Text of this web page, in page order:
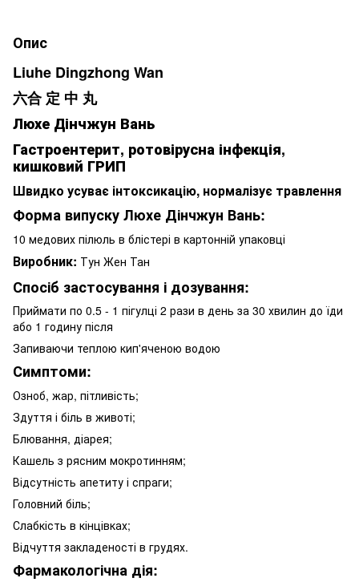
Опис
Liuhe Dingzhong Wan
六合 定 中 丸
Люхе Дінчжун Вань
Гастроентерит, ротовірусна інфекція,
кишковий ГРИП
Швидко усуває інтоксикацію, нормалізує травлення
Форма випуску Люхе Дінчжун Вань:
10 медових пілюль в блістері в картонній упаковці
Виробник: Тун Жен Тан
Спосіб застосування і дозування:
Приймати по 0.5 - 1 пігулці 2 рази в день за 30 хвилин до їди
або 1 годину після
Запиваючи теплою кип'яченою водою
Симптоми:
Озноб, жар, пітливість;
Здуття і біль в животі;
Блювання, діарея;
Кашель з рясним мокротинням;
Відсутність апетиту і спраги;
Головний біль;
Слабкість в кінцівках;
Відчуття закладеності в грудях.
Фармакологічна дія: